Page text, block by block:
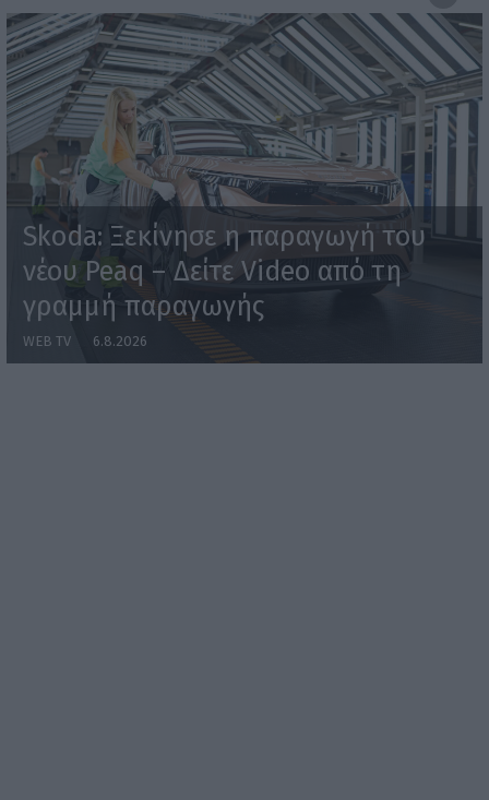
Skoda: Ξεκίνησε η παραγωγή του
νέου Peaq – Δείτε Video από τη
γραμμή παραγωγής
WEB TV 6.8.2026